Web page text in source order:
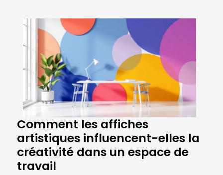
Comment les affiches
artistiques influencent-elles la
créativité dans un espace de
travail